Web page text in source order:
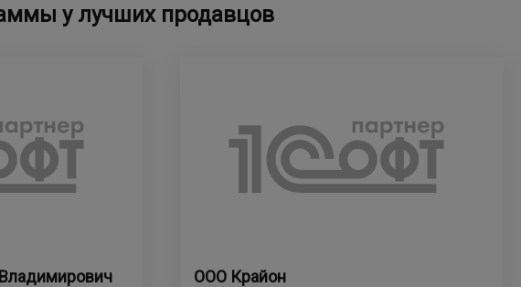
у лучших продавцов
ООО Крайон